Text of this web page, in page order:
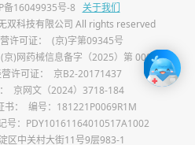
基本不会出现病情复
命，是支架术后预后最
冠脉严重狭窄、弥漫性
管基础条件较差，即便
仍存在斑块和狭窄问
备16049935号-8 关于我们
双科技有限公司 All rights reserved
许可证：
(京)字第09345号
(京)网药械信息备字（2025）第 00017 号
许可证：
京B2-20171437
京网文（2024）3718-184
：
编号：181221P0069R1M
号：PDY10161164010517A1002
区中关村大街11号9层983-1